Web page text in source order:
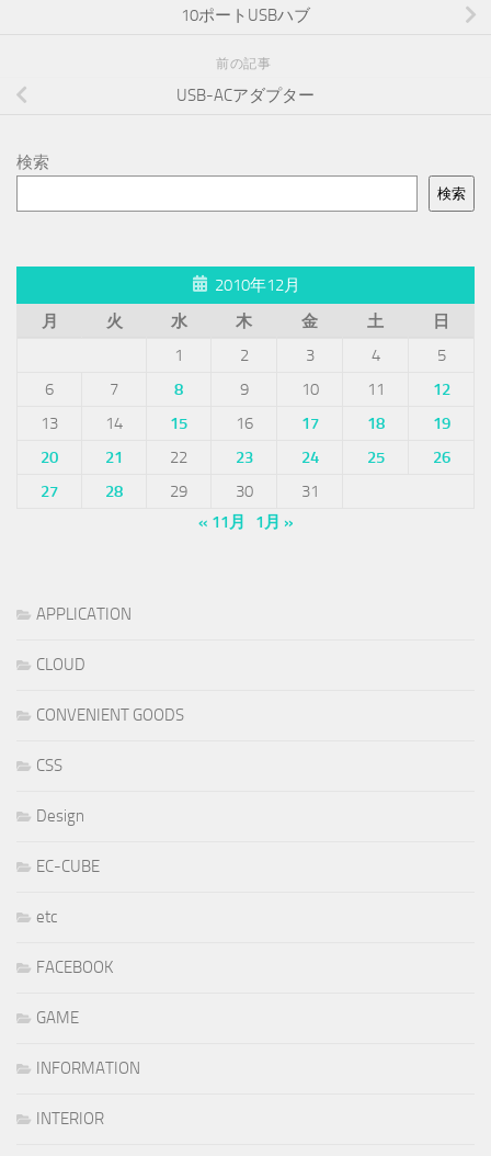
10ポートUSBハブ
前の記事
USB-ACアダプター
検索
検索
2010年12月
月
火 水 木 金 土
日
1
2 3 4
5
6
7 8 9 10 11
12
13
14 15 16 17 18
19
20
21 22 23 24 25
26
27
28 29 30
31
« 11月
1月 »
APPLICATION
CLOUD
CONVENIENT GOODS
CSS
Design
EC-CUBE
etc
FACEBOOK
GAME
INFORMATION
INTERIOR